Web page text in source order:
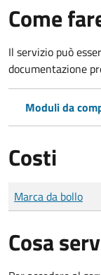
Come
Il servizio può
documentazione
Moduli da
Costi
Tipo di pagamento
Importo
Marca da bollo
Cosa